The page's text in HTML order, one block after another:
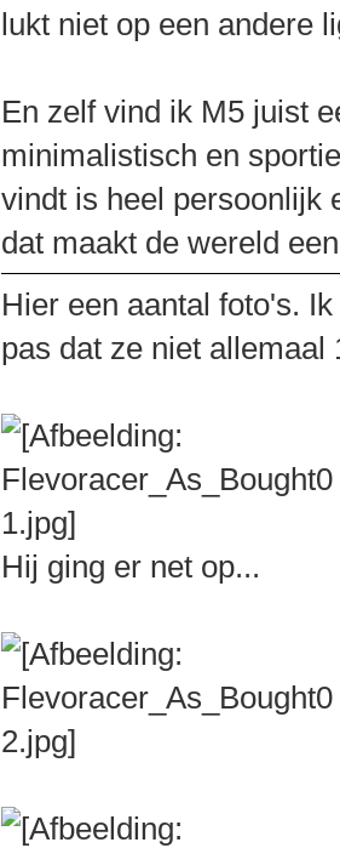
lukt niet op een andere
En zelf vind ik M5 juist
minimalistisch en
vindt is heel persoonlijk
dat maakt de wereld
Hier een aantal foto's.
pas dat ze niet allemaal
Hij ging er net op...